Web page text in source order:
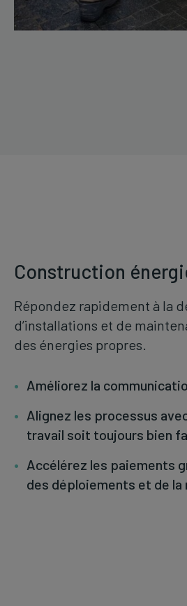
Construction
Répondez rapidement à la
d’installations et de
des énergies propres.
Améliorez la
Alignez les processus
travail soit toujours bien
Accélérez les paiements
des déploiements et de la